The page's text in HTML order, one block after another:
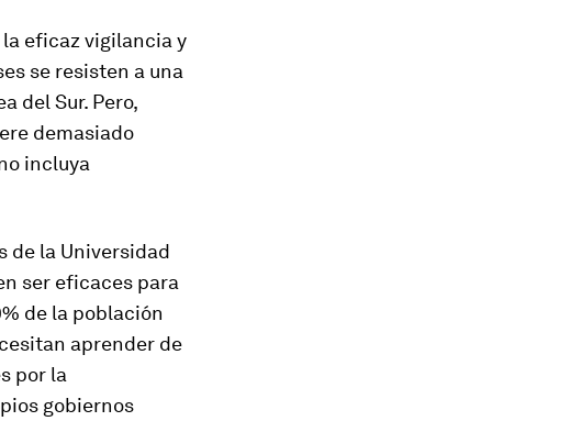
eficaz vigilancia y
se resisten a una
del Sur. Pero,
demasiado
incluya
de la Universidad
ser eficaces para
de la población
aprender de
por la
gobiernos